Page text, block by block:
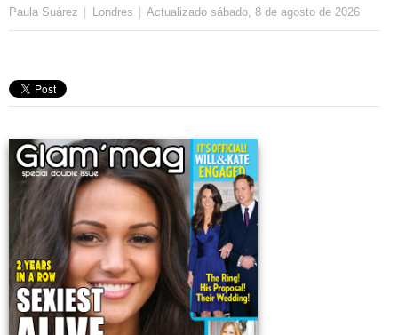
Paula Suárez Londres Actualizadosábado, 8 de agosto de 2026